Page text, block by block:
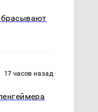
17 часов назад